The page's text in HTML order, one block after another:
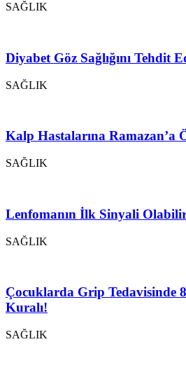
SAĞLIK
Diyabet Göz Sağlığını Tehdit
SAĞLIK
Kalp Hastalarına Ramazan’a
SAĞLIK
Lenfomanın İlk Sinyali
SAĞLIK
Çocuklarda Grip Tedavisinde
Kuralı!
SAĞLIK